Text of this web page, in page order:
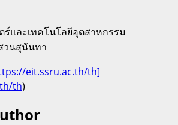
และเทคโนโลยีอุตสาหกรรม
วนสุนันทา
eit.ssru.ac.th/th]
th)